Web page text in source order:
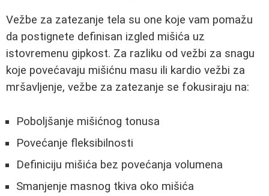
Vežbe za zatezanje tela su one koje vam pomažu
da postignete definisan izgled mišića uz
istovremenu gipkost. Za razliku od vežbi za snagu
koje povećavaju mišićnu masu ili kardio vežbi za
mršavljenje, vežbe za zatezanje se fokusiraju na:
Poboljšanje mišićnog tonusa
Povećanje fleksibilnosti
Definiciju mišića bez povećanja volumena
Smanjenje masnog tkiva oko mišića